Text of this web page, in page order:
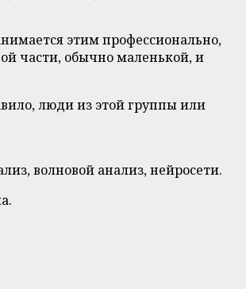
этим профессионально,
части, обычно маленькой, и
люди из этой группы или
волновой анализ, нейросети.